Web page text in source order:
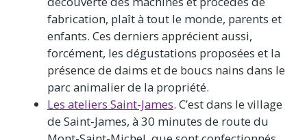
fabrication, plaît à tout le monde, parents et
enfants. Ces derniers apprécient aussi,
forcément, les dégustations proposées et la
présence de daims et de boucs nains dans le
parc animalier de la propriété.
Les ateliers Saint-James. C’est dans le village
de Saint-James, à 30 minutes de route du